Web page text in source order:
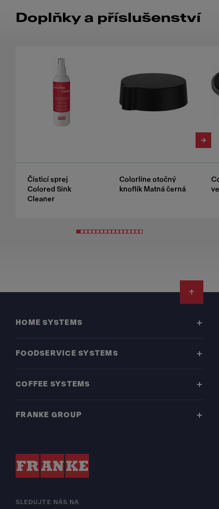
Doplňky a příslušenství
Čisticí sprej
Colored Sink
Cleaner
Colorline otočný
knoflík Matná černá
HOME SYSTEMS
FOODSERVICE SYSTEMS
COFFEE SYSTEMS
FRANKE GROUP
SLEDUJTE NÁS NA